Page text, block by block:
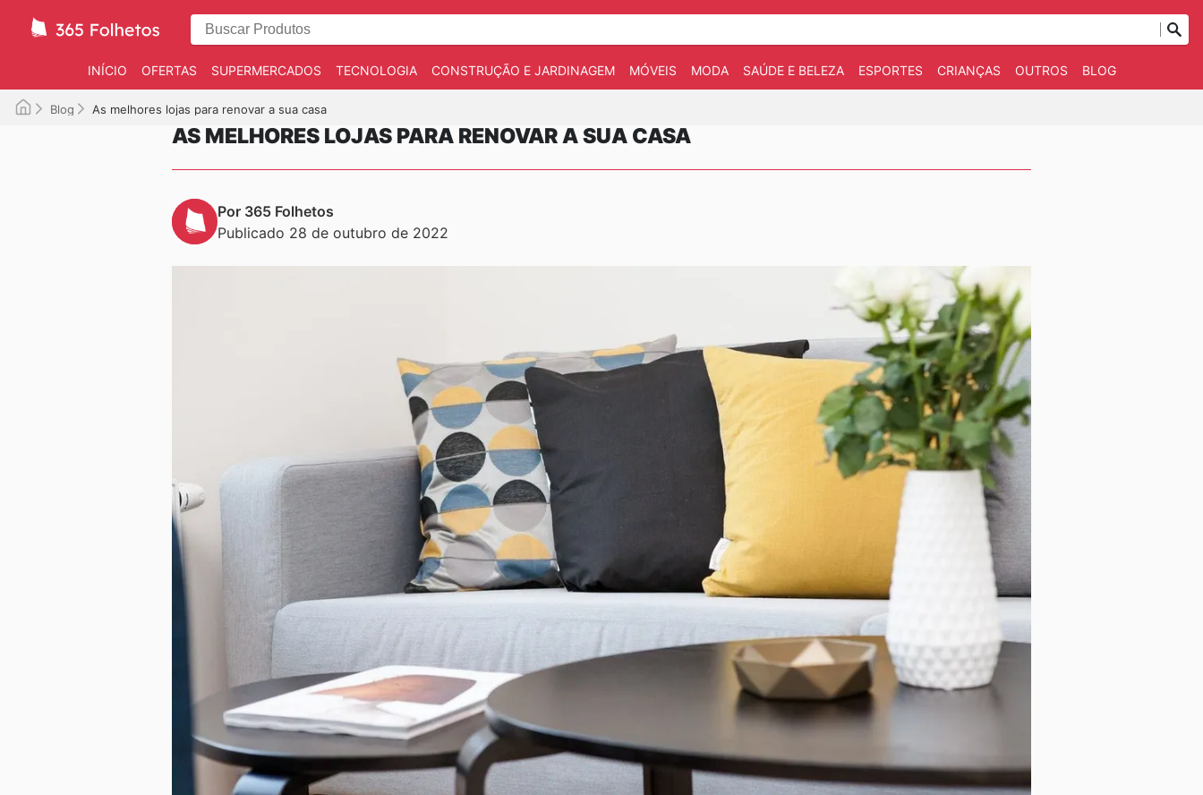
INÍCIO OFERTAS SUPERMERCADOS TECNOLOGIA CONSTRUÇÃO E JARDINAGEM MÓVEIS MODA SAÚDE E BELEZA ESPORTES CRIANÇAS OUTROS BLOG
Blog As melhores lojas para renovar a sua casa
AS MELHORES LOJAS PARA RENOVAR A SUA CASA
Por 365 Folhetos
Publicado 28 de outubro de 2022